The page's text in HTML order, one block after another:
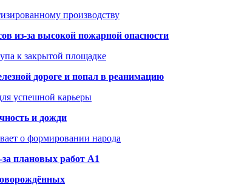
производству
из-за высокой пожарной опасности
к закрытой площадке
дороге и попал в реанимацию
успешной карьеры
и дожди
о формировании народа
плановых работ A1